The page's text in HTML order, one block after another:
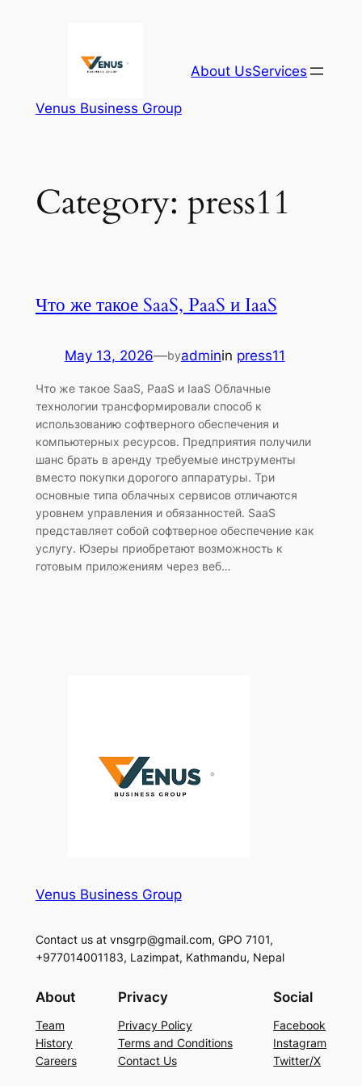
Venus Business Group
About UsServices
Category: press11
Что же такое SaaS, PaaS и IaaS
May 13, 2026—byadminin press11
Что же такое SaaS, PaaS и IaaS Облачные
технологии трансформировали способ к
использованию софтверного обеспечения и
компьютерных ресурсов. Предприятия получили
шанс брать в аренду требуемые инструменты
вместо покупки дорогого аппаратуры. Три
основные типа облачных сервисов отличаются
уровнем управления и обязанностей. SaaS
представляет собой софтверное обеспечение как
услугу. Юзеры приобретают возможность к
готовым приложениям через веб…
Venus Business Group
Contact us at vnsgrp@gmail.com, GPO 7101,
+977014001183, Lazimpat, Kathmandu, Nepal
About
Team
History
Careers
Privacy
Privacy Policy
Terms and Conditions
Contact Us
Social
Facebook
Instagram
Twitter/X